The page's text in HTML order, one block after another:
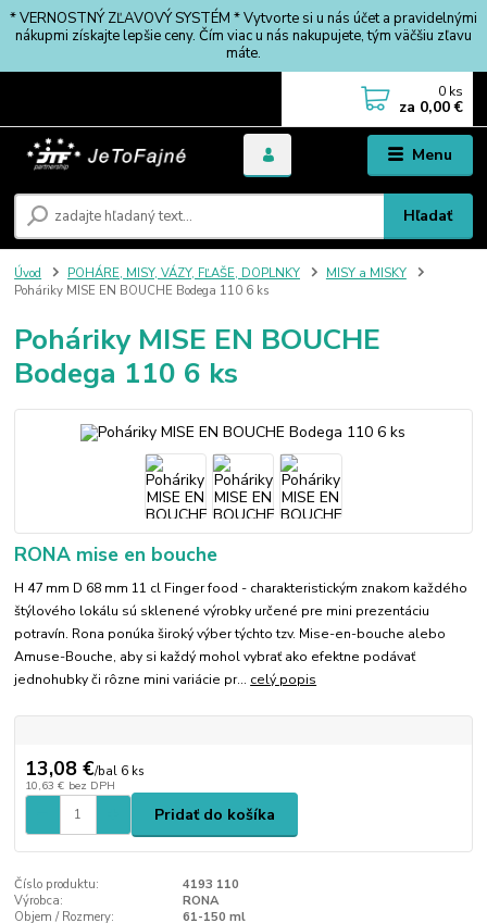
* VERNOSTNÝ ZĽAVOVÝ SYSTÉM * Vytvorte si u nás účet a pravidelnými
nákupmi získajte lepšie ceny. Čím viac u nás nakupujete, tým väčšiu zľavu
máte.
Menu
Hľadať
0 ks
za 0,00 €
Úvod POHÁRE, MISY, VÁZY, FĽAŠE, DOPLNKY
MISY a MISKY
Poháriky MISE EN BOUCHE Bodega 110 6 ks
Poháriky MISE EN BOUCHE
Bodega 110 6 ks
RONA mise en bouche
H 47 mm D 68 mm 11 cl Finger food - charakteristickým znakom každého
štýlového lokálu sú sklenené výrobky určené pre mini prezentáciu
potravín. Rona ponúka široký výber týchto tzv. Mise-en-bouche alebo
Amuse-Bouche, aby si každý mohol vybrať ako efektne podávať
jednohubky či rôzne mini variácie pr... celý popis
13,08 €/bal 6 ks
10,63 € bez DPH
Pridať do košíka
Číslo produktu:
4193 110
Výrobca:
RONA
Objem / Rozmery:
61-150 ml